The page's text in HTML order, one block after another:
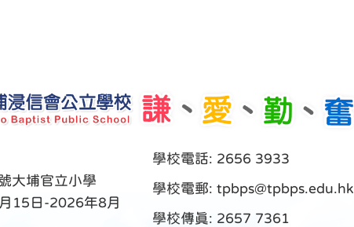
大埔官立小學
15日-2026年8月
學校電話: 2656 3933
學校電郵: tpbps@tpbps.edu.hk
學校傳真: 2657 7361